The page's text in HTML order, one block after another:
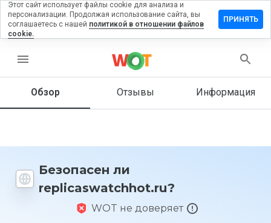
menu
Обзор Отзывы Информация
Безопасен ли
replicaswatchhot.ru?
WOT не доверяет
отзыв
Как бы
этот
1 до 5?
Этот сайт использует файлы cookie для анализа и
персонализации. Продолжая использование сайта, вы
соглашаетесь с нашей политикой в отношении файлов
cookie.
ПРИНЯТЬ